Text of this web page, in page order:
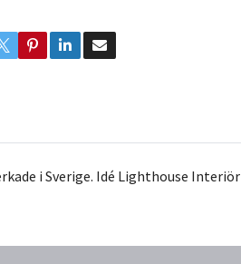
i Sverige. Idé Lighthouse Interiör